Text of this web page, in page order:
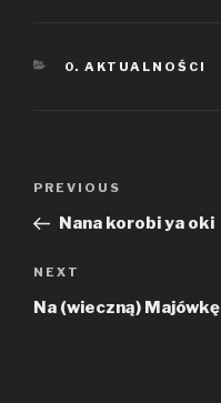
CATEGORIES
0. AKTUALNOŚCI
Nawigacja
Previous
Post
PREVIOUS
Nana korobi ya oki
Next
Post
NEXT
Na (wieczną) Majówkę